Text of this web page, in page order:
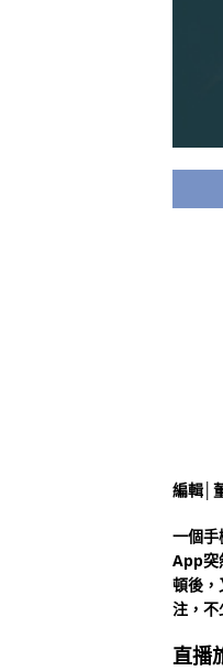
編輯│
一個
App突
頓後
注，不
直播